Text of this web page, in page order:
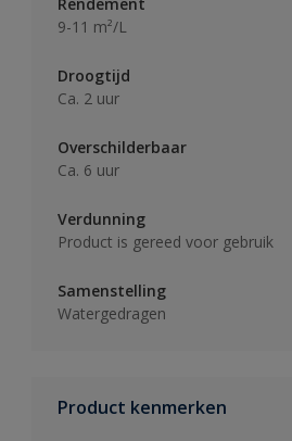
9-11 m²/L
Droogtijd
Ca. 2 uur
Overschilderbaar
Ca. 6 uur
Verdunning
Product is gereed voor gebruik
Samenstelling
Watergedragen
Product kenmerken